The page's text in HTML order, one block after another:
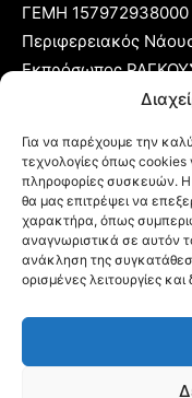
Για να παρέχουμε την
τεχνολογίες όπως
πληροφορίες συσκευών. Η
θα μας επιτρέψει να
χαρακτήρα, όπως
αναγνωριστικά σε αυτόν
ανάκληση της
ορισμένες λειτουργίες
ΓΕΜΗ 157972938000
Περιφερειακός
Εκπρόσωπος
Κ:6977 248885
E:foni@typoparos.gr